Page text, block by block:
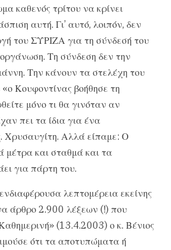
καθενός τρίτου να κρίνει
αυτή. Γι’ αυτό, λοιπόν, δεν
του ΣΥΡΙΖΑ για τη σύνδεσή του
Τη σύνδεση δεν την
Την κάνουν τα στελέχη του
Κουφοντίνας βοήθησε τη
μόνο τι θα γινόταν αν
πει τα ίδια για ένα
Χρυσαυγίτη. Αλλά είπαμε: Ο
μέτρα και σταθμά και τα
για πάρτη του.
λεπτομέρεια εκείνης
άρθρο 2.900 λέξεων (!) που
(13.4.2003) ο κ. Βένιος
ότι τα αποτυπώματα ή